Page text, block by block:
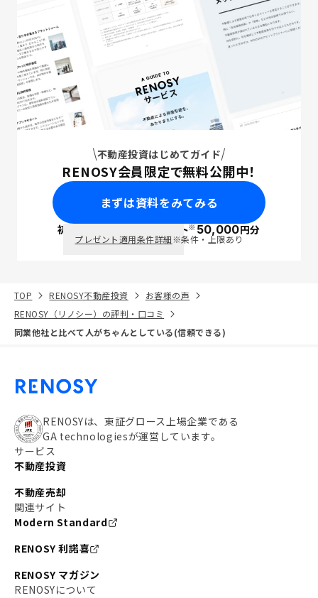
不動産投資はじめてガイド
RENOSY会員限定で無料公開中！
まずは資料をみてみる
初回面談で ポイント※50,000円分
プレゼント適用条件詳細※条件・上限あり
TOP RENOSY不動産投資
お客様の声
RENOSY（リノシー）の評判・口コミ
同業他社と比べて人がちゃんとしている(信頼できる)
RENOSYは、東証グロース上場企業である
GA technologiesが運営しています。
サービス
不動産投資
不動産売却
関連サイト
Modern Standard
RENOSY 利諾喜
RENOSY マガジン
RENOSYについて